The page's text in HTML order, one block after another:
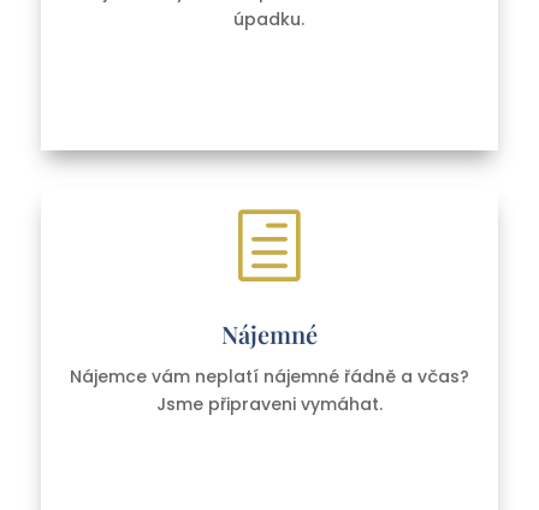
úpadku.
h
Nájemné
Nájemce vám neplatí nájemné řádně a včas?
Jsme připraveni vymáhat.